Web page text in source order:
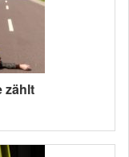
zählt